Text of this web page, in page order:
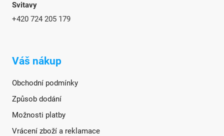
Svitavy
+420 724 205 179
Váš nákup
Obchodní podmínky
Způsob dodání
Možnosti platby
Vrácení zboží a reklamace